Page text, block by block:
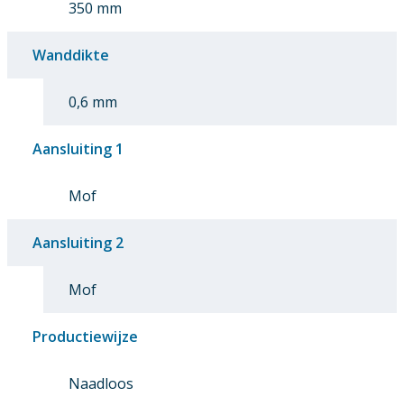
350 mm
Wanddikte
0,6 mm
Aansluiting 1
Mof
Aansluiting 2
Mof
Productiewijze
Naadloos